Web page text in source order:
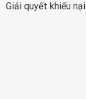
Giải quyết khiếu nại